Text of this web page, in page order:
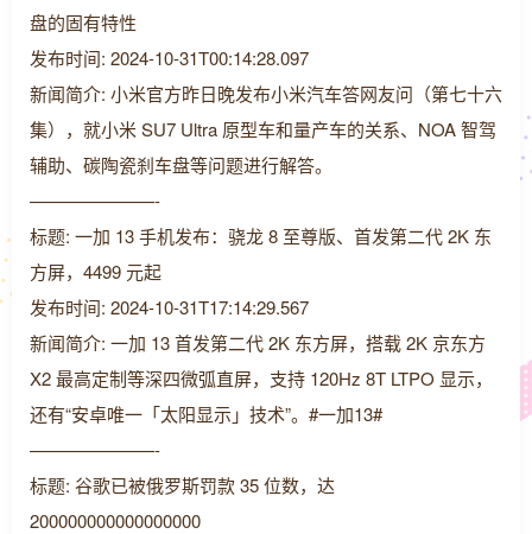
盘的固有特性
发布时间: 2024-10-31T00:14:28.097
新闻简介: 小米官方昨日晚发布小米汽车答网友问（第七十六
集），就小米 SU7 Ultra 原型车和量产车的关系、NOA 智驾
辅助、碳陶瓷刹车盘等问题进行解答。
———————-
标题: 一加 13 手机发布：骁龙 8 至尊版、首发第二代 2K 东
方屏，4499 元起
发布时间: 2024-10-31T17:14:29.567
新闻简介: 一加 13 首发第二代 2K 东方屏，搭载 2K 京东方
X2 最高定制等深四微弧直屏，支持 120Hz 8T LTPO 显示，
还有“安卓唯一「太阳显示」技术”。#一加13#
———————-
标题: 谷歌已被俄罗斯罚款 35 位数，达
200000000000000000